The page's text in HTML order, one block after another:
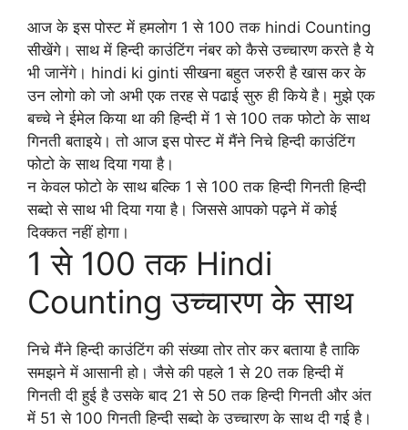
आज के इस पोस्ट में हमलोग 1 से 100 तक hindi Counting
सीखेंगे। साथ में हिन्दी काउंटिंग नंबर को कैसे उच्चारण करते है ये
भी जानेंगे। hindi ki ginti सीखना बहुत जरुरी है खास कर के
उन लोगो को जो अभी एक तरह से पढाई सुरु ही किये है। मुझे एक
बच्चे ने ईमेल किया था की हिन्दी में 1 से 100 तक फोटो के साथ
गिनती बताइये। तो आज इस पोस्ट में मैंने निचे हिन्दी काउंटिंग
फोटो के साथ दिया गया है।
न केवल फोटो के साथ बल्कि 1 से 100 तक हिन्दी गिनती हिन्दी
सब्दो से साथ भी दिया गया है। जिससे आपको पढ़ने में कोई
दिक्कत नहीं होगा।
1 से 100 तक Hindi
Counting उच्चारण के साथ
निचे मैंने हिन्दी काउंटिंग की संख्या तोर तोर कर बताया है ताकि
समझने में आसानी हो। जैसे की पहले 1 से 20 तक हिन्दी में
गिनती दी हुई है उसके बाद 21 से 50 तक हिन्दी गिनती और अंत
में 51 से 100 गिनती हिन्दी सब्दो के उच्चारण के साथ दी गई है।